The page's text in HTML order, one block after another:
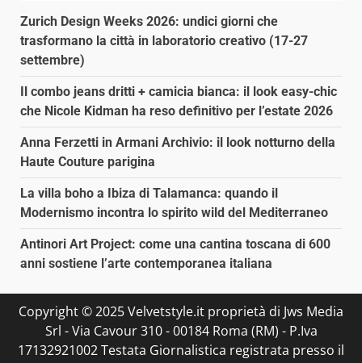
Zurich Design Weeks 2026: undici giorni che
trasformano la città in laboratorio creativo (17-27
settembre)
Il combo jeans dritti + camicia bianca: il look easy-chic
che Nicole Kidman ha reso definitivo per l’estate 2026
Anna Ferzetti in Armani Archivio: il look notturno della
Haute Couture parigina
La villa boho a Ibiza di Talamanca: quando il
Modernismo incontra lo spirito wild del Mediterraneo
Antinori Art Project: come una cantina toscana di 600
anni sostiene l’arte contemporanea italiana
Copyright © 2025 Velvetstyle.it proprietà di Jws Media
Srl - Via Cavour 310 - 00184 Roma (RM) - P.Iva
17132921002 Testata Giornalistica registrata presso il